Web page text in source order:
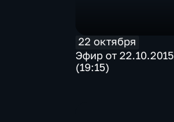
22 октября
Эфир от 22.10.2015
(19:15)